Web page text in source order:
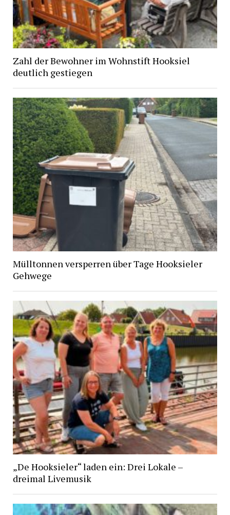
Zahl der Bewohner im Wohnstift Hooksiel
deutlich gestiegen
Mülltonnen versperren über Tage Hooksieler
Gehwege
„De Hooksieler“ laden ein: Drei Lokale –
dreimal Livemusik